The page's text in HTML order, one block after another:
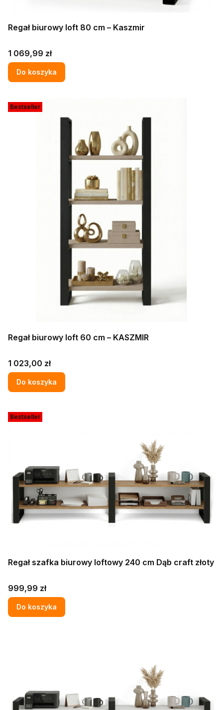
Regał biurowy loft 80 cm – Kaszmir
Cena
1 069,99 zł
Do koszyka
Bestseller
Regał biurowy loft 60 cm – KASZMIR
Cena
1 023,00 zł
Do koszyka
Bestseller
Regał szafka biurowy loftowy 240 cm Dąb craft złoty
Cena
999,99 zł
Do koszyka